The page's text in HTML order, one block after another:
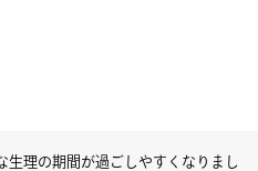
生理の期間が過ごしやすくなりまし